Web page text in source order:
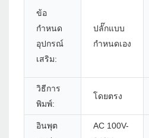
ข้อ
กำหนด
อุปกรณ์
เสริม:
ปลั๊กแบบ
กำหนดเอง
วิธีการ
พิมพ์:
โดยตรง
อินพุต
AC 100V-